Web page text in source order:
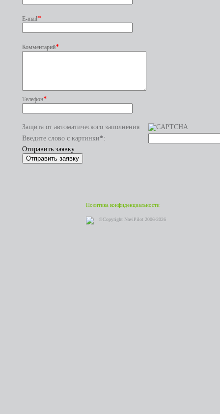
E-mail*
Комментарий*
Телефон*
Защита от автоматического заполнения
Введите слово с картинки*:
Отправить заявку
Политика конфиденциальности
©Copyright NaviPilot 2006-2026